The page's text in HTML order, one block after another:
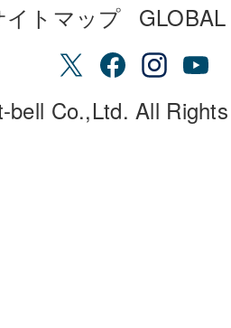
イトマップ
bell Co.,Ltd. All